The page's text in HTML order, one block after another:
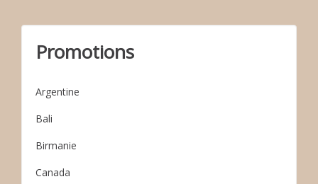
Promotions
Argentine
Bali
Birmanie
Canada